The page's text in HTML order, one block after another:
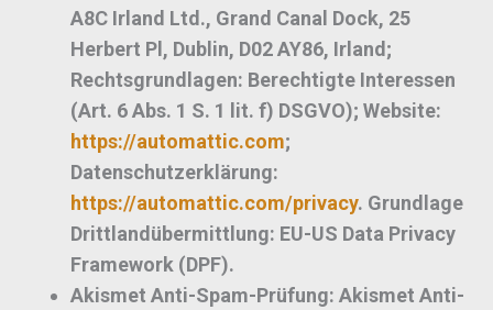
A8C Irland Ltd., Grand Canal Dock, 25
Herbert Pl, Dublin, D02 AY86, Irland;
Rechtsgrundlagen: Berechtigte Interessen
(Art. 6 Abs. 1 S. 1 lit. f) DSGVO); Website:
https://automattic.com;
Datenschutzerklärung:
https://automattic.com/privacy. Grundlage
Drittlandübermittlung: EU-US Data Privacy
Framework (DPF).
Akismet Anti-Spam-Prüfung: Akismet Anti-